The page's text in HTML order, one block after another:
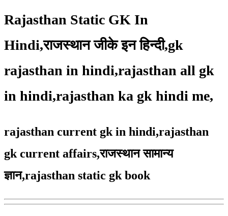
Rajasthan Static GK In
Hindi,राजस्थान जीके इन हिन्दी,gk
rajasthan in hindi,rajasthan all gk
in hindi,rajasthan ka gk hindi me,
rajasthan current gk in hindi,rajasthan
gk current affairs,राजस्थान सामान्य
ज्ञान,rajasthan static gk book